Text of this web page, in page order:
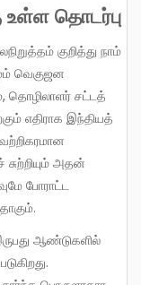
உள்ள தொடர்பு
வெகுஜன
தொழிலாளர் சட்டத்
எதிராக இந்தியத்
அதன்
போராட்ட